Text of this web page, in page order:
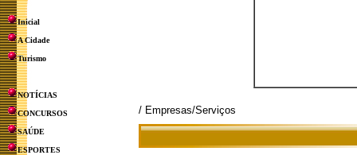
Inicial
A Cidade
Turismo
NOTÍCIAS
CONCURSOS
SAÚDE
ESPORTES
/ Empresas/Serviços